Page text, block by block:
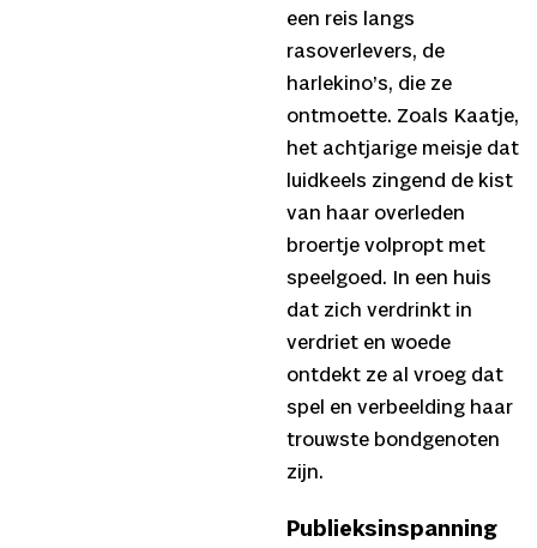
een reis langs
rasoverlevers, de
harlekino’s, die ze
ontmoette. Zoals Kaatje,
het achtjarige meisje dat
luidkeels zingend de kist
van haar overleden
broertje volpropt met
speelgoed. In een huis
dat zich verdrinkt in
verdriet en woede
ontdekt ze al vroeg dat
spel en verbeelding haar
trouwste bondgenoten
zijn.
Publieksinspanning